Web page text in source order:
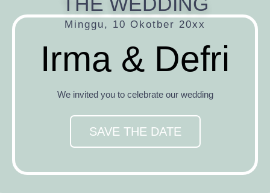
Minggu, 10 Okotber 20xx
Irma & Defri
We invited you to celebrate our wedding
SAVE THE DATE